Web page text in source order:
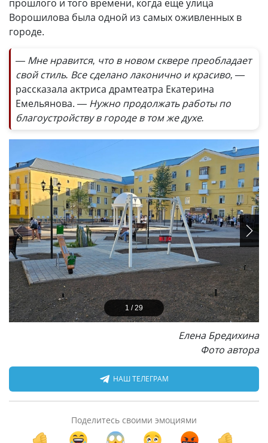
прошлого и того времени, когда еще улица
Ворошилова была одной из самых оживленных в
городе.
— Мне нравится, что в новом сквере преобладает
свой стиль. Все сделано лаконично и красиво, —
рассказала актриса драмтеатра Екатерина
Емельянова. — Нужно продолжать работы по
благоустройству в городе в том же духе.
1 /29
Елена Бредихина
Фото автора
НАШ ТЕЛЕГРАМ
Поделитесь своими эмоциями